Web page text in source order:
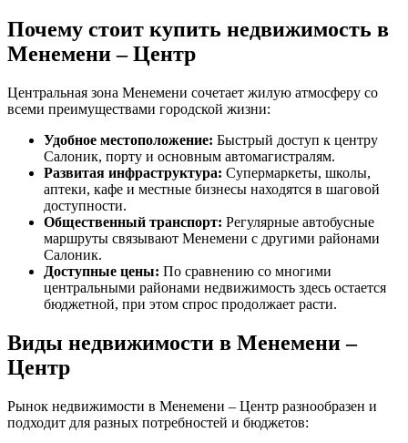
Почему стоит купить недвижимость в
Менемени – Центр
Центральная зона Менемени сочетает жилую атмосферу со
всеми преимуществами городской жизни:
Удобное местоположение: Быстрый доступ к центру
Салоник, порту и основным автомагистралям.
Развитая инфраструктура: Супермаркеты, школы,
аптеки, кафе и местные бизнесы находятся в шаговой
доступности.
Общественный транспорт: Регулярные автобусные
маршруты связывают Менемени с другими районами
Салоник.
Доступные цены: По сравнению со многими
центральными районами недвижимость здесь остается
бюджетной, при этом спрос продолжает расти.
Виды недвижимости в Менемени –
Центр
Рынок недвижимости в Менемени – Центр разнообразен и
подходит для разных потребностей и бюджетов: